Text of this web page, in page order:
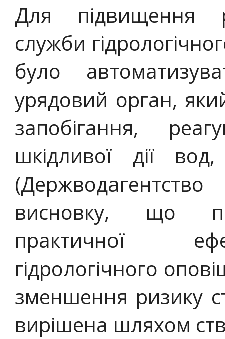
Для підвищення
служби
було
урядовий орган,
запобігання,
шкідливої дії
висновку, що
практичної
гідрологічного
зменшення ризику
вирішена шляхом